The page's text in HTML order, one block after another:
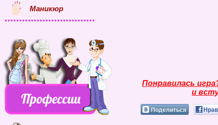
Понравилась
и
Поделиться
Маникюр